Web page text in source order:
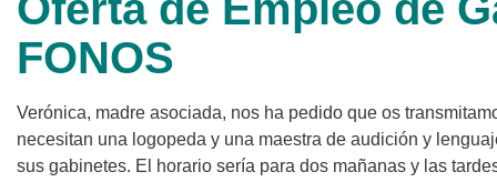
FONOS
Verónica, madre asociada, nos ha pedido que os
necesitan una logopeda y una maestra de audición y
sus gabinetes. El horario sería para dos mañanas y las